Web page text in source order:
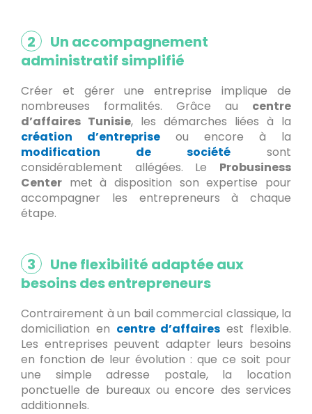
2
Un accompagnement
administratif simplifié
Créer et gérer une entreprise implique de
nombreuses formalités. Grâce au centre
d’affaires Tunisie, les démarches liées à la
création d’entreprise ou encore à la
modification de société sont
considérablement allégées. Le Probusiness
Center met à disposition son expertise pour
accompagner les entrepreneurs à chaque
étape.
3
Une flexibilité adaptée aux
besoins des entrepreneurs
Contrairement à un bail commercial classique, la
domiciliation en centre d’affaires est flexible.
Les entreprises peuvent adapter leurs besoins
en fonction de leur évolution : que ce soit pour
une simple adresse postale, la location
ponctuelle de bureaux ou encore des services
additionnels.